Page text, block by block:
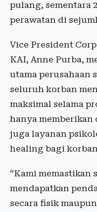
pulang, sementara
perawatan di
Vice President
KAI, Anne Purba,
utama perusahaan
seluruh korban
maksimal selama
hanya
juga layanan
healing bagi
“Kami memastikan
mendapatkan
secara fisik